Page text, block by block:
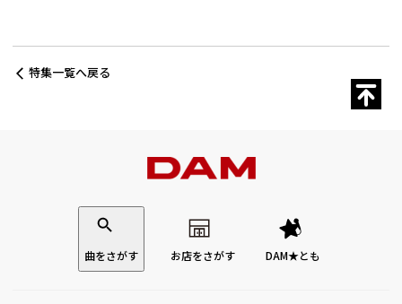
特集一覧へ戻る
曲をさがす お店をさがす DAM★とも